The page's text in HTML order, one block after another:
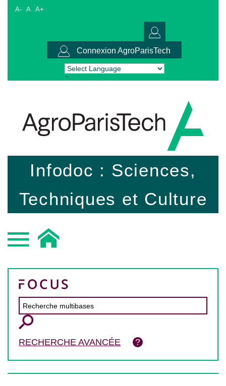
A- A A+
Connexion AgroParisTech
Powered by Translate
Infodoc : Sciences,
Techniques et Culture
RECHERCHE AVANCÉE